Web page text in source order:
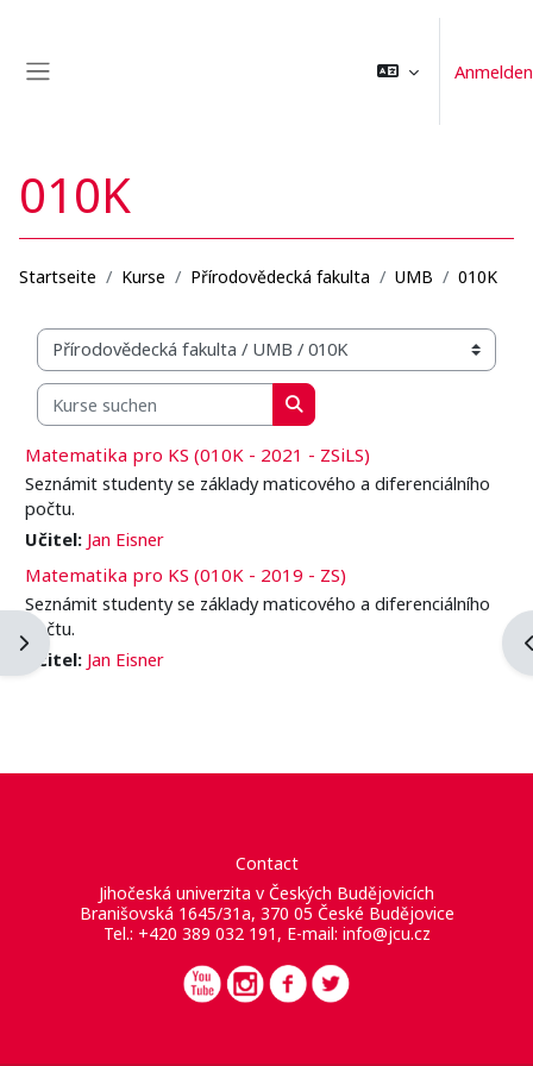
Anmelden
Blockleiste öffnen
010K
Startseite Kurse Přírodovědecká fakulta UMB 010K
Kursbereiche
Kurse suchen
Kurse suchen
Matematika pro KS (010K - 2021 - ZSiLS)
Seznámit studenty se základy maticového a diferenciálního
počtu.
Učitel: Jan Eisner
Matematika pro KS (010K - 2019 - ZS)
Seznámit studenty se základy maticového a diferenciálního
počtu.
Učitel: Jan Eisner
Contact
Jihočeská univerzita v Českých Budějovicích
Branišovská 1645/31a, 370 05 České Budějovice
Tel.: +420 389 032 191, E-mail: info@jcu.cz